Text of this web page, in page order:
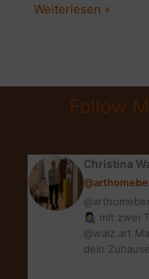
ADVENTSKRANZ
SCANDI
Weiterlesen »
Follow
Christina
👩🏻‍🎨 mit
@walz.art
dein Zuhause